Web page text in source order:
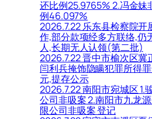
还比例25.9765% 2.冯金妹
例46.097%
2026.7.22 乐东县检察院开
作,部分款项经多方联络,仍
人,长期无人认领(第二批)
2026.7.22 晋中市榆次区冀
闫利兵掩饰隐瞒犯罪所得
元,提存公示
2026.7.22 南阳市宛城区 1.
公司非吸案 2.南阳市九龙
限公司非吸案 登记